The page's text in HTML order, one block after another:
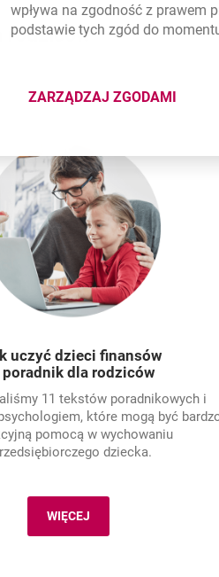
rodziców
uczyć dzieci finansów
poradnik dla rodziców
11 tekstów poradnikowych i
które mogą być
pomocą w wychowaniu
dziecka.
WIĘCEJ
wpływa na zgodność z prawem
podstawie tych zgód do
ZARZĄDZAJ ZGODAMI
DOTYCZĄCYMI